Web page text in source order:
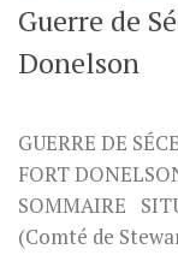
Guerre de
Donelson
GUERRE DE
FORT
SOMMAIRE
(Comté de